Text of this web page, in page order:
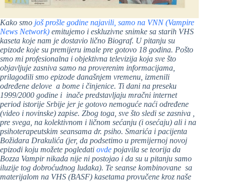
Kako smo još prošle godine najavili, samo na VNN (Vampire
News Network) emitujemo i eskluzivne snimke sa starih VHS
kaseta koje nam je dostavio lično Biograf. U pitanju su
epizode koje su premijeru imale pre gotovo 18 godina. Pošto
smo mi profesionalna i objektivna televizija koja sve što
objavljuje zasniva samo na proverenim informacijama,
prilagodili smo epizode današnjem vremenu, izmenili
određene delove a bome i činjenice. Ti dani na preseku
1999/2000 godine i inače predstavljaju mračni internet
period istorije Srbije jer je gotovo nemoguće naći određene
(video i novinske) zapise. Zbog toga, sve što sledi se zasniva ,
pre svega, na kolektivnom i ličnom sećanju (i osećaju) ali i na
psihoterapeutskim seansama dr. psiho. Smarića i pacijenta
Božidara Drakulića (jer, da podsetimo u premijernoj novoj
epizodi koju možete pogledati ovde pojavila se teorija da
Bozza Vampir nikada nije ni postojao i da su u pitanju samo
iluzije tog dobroćudnog ludaka). Te seanse kombinovane sa
materijalom na VHS (BASF) kasetama provučene kroz naše